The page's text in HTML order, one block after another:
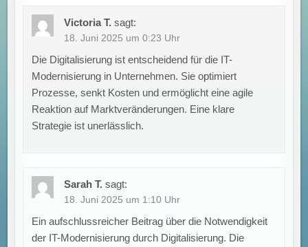
Victoria T. sagt:
18. Juni 2025 um 0:23 Uhr
Die Digitalisierung ist entscheidend für die IT-
Modernisierung in Unternehmen. Sie optimiert
Prozesse, senkt Kosten und ermöglicht eine agile
Reaktion auf Marktveränderungen. Eine klare
Strategie ist unerlässlich.
Sarah T. sagt:
18. Juni 2025 um 1:10 Uhr
Ein aufschlussreicher Beitrag über die Notwendigkeit
der IT-Modernisierung durch Digitalisierung. Die